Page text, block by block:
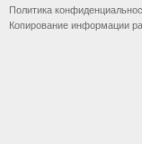
Политика
Копирование информации